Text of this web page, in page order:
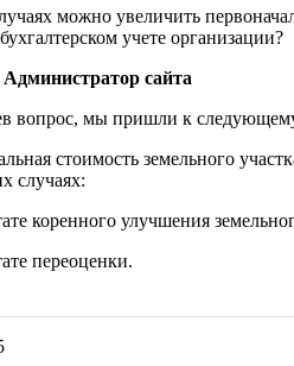
можно увеличить
учете организации?
сайта
вопрос, мы пришли к
стоимость земельного
случаях:
коренного улучшения
переоценки.